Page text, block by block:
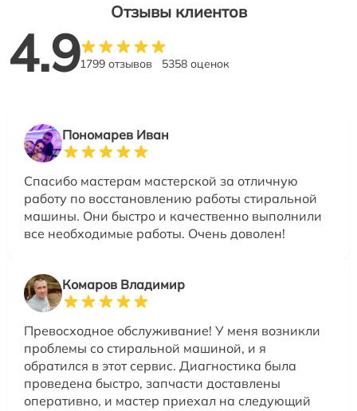
Отзывы клиентов
4.91799 отзывов 5358 оценок
Пономарев Иван
Спасибо мастерам мастерской за отличную
работу по восстановлению работы стиральной
машины. Они быстро и качественно выполнили
все необходимые работы. Очень доволен!
Комаров Владимир
Превосходное обслуживание! У меня возникли
проблемы со стиральной машиной, и я
обратился в этот сервис. Диагностика была
проведена быстро, запчасти доставлены
оперативно, и мастер приехал на следующий